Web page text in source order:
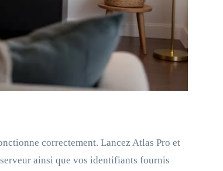
correctement. Lancez Atlas Pro et
ainsi que vos identifiants fournis